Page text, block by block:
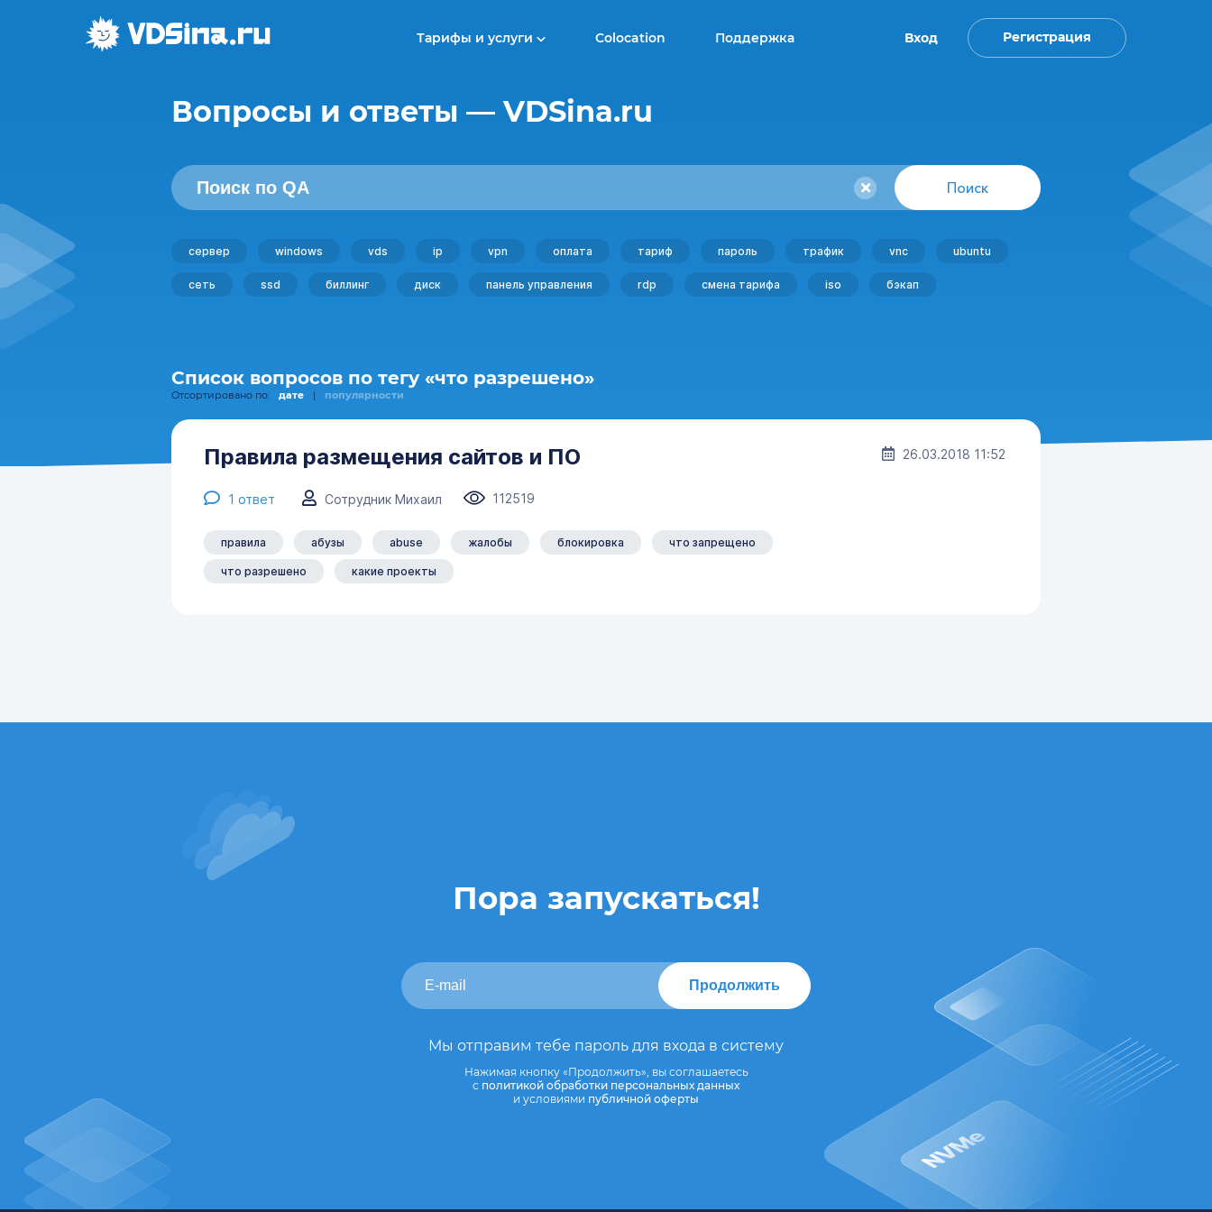
Тарифы и услуги Colocation Поддержка Вход Регистрация
Вопросы и ответы — VDSina.ru
Поиск
сервер windows vds ip vpn оплата тариф пароль трафик vnc ubuntu
сеть ssd биллинг диск панель управления rdp смена тарифа iso бэкап
Список вопросов по тегу «что разрешено»
Отсортировано по: дате | популярности
Правила размещения сайтов и ПО
1 ответ Сотрудник Михаил 112519
правила абузы abuse жалобы блокировка что запрещено
что разрешено какие проекты
26.03.2018 11:52
Пора запускаться!
Продолжить
Мы отправим тебе пароль для входа в систему
Нажимая кнопку «Продолжить», вы соглашаетесь
с политикой обработки персональных данных
и условиями публичной оферты